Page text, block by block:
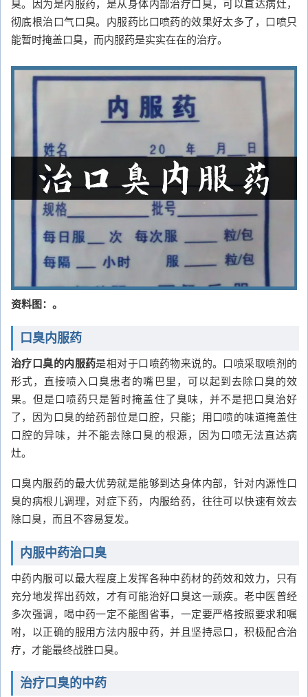
臭。因为是内服药，是从身体内部治疗口臭，可以直达病灶，
彻底根治口气口臭。内服药比口喷药的效果好太多了，口喷只
能暂时掩盖口臭，而内服药是实实在在的治疗。
资料图：。
口臭内服药
治疗口臭的内服药是相对于口喷药物来说的。口喷采取喷剂的
形式，直接喷入口臭患者的嘴巴里，可以起到去除口臭的效
果。但是口喷药只是暂时掩盖住了臭味，并不是把口臭治好
了，因为口臭的给药部位是口腔，只能；用口喷的味道掩盖住
口腔的异味，并不能去除口臭的根源，因为口喷无法直达病
灶。
口臭内服药的最大优势就是能够到达身体内部，针对内源性口
臭的病根儿调理，对症下药，内服给药，往往可以快速有效去
除口臭，而且不容易复发。
内服中药治口臭
中药内服可以最大程度上发挥各种中药材的药效和效力，只有
充分地发挥出药效，才有可能治好口臭这一顽疾。老中医曾经
多次强调，喝中药一定不能图省事，一定要严格按照要求和嘱
咐，以正确的服用方法内服中药，并且坚持忌口，积极配合治
疗，才能最终战胜口臭。
治疗口臭的中药